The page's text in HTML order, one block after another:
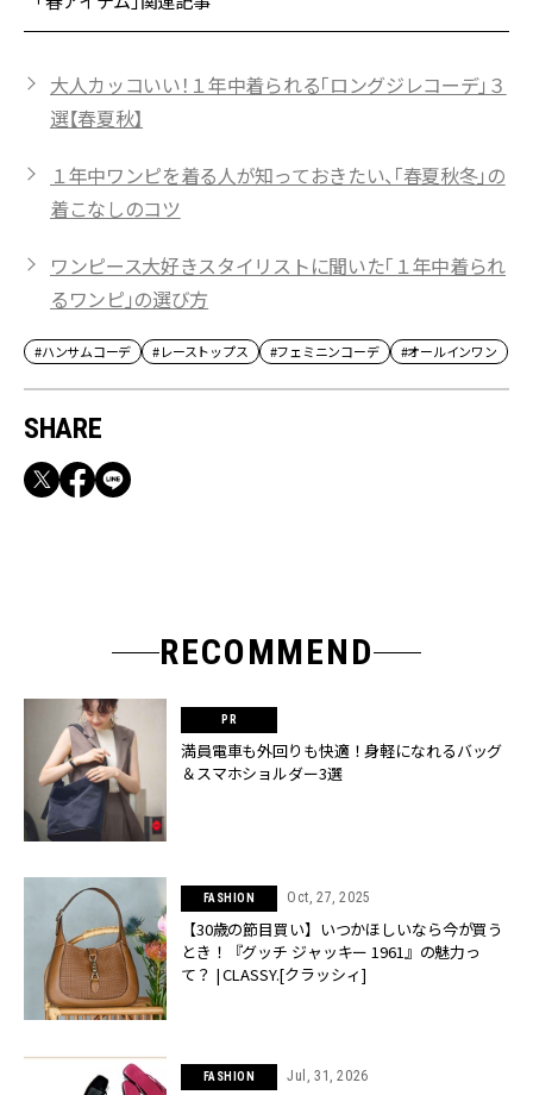
大人カッコいい！１年中着られる「ロングジレコーデ」３
選【春夏秋】
１年中ワンピを着る人が知っておきたい、「春夏秋冬」の
着こなしのコツ
ワンピース大好きスタイリストに聞いた「１年中着られ
るワンピ」の選び方
#ハンサムコーデ #レーストップス #フェミニンコーデ #オールインワン
SHARE
RECOMMEND
満員電車も外回りも快適！身軽になれるバッグ
＆スマホショルダー3選
FASHION Oct, 27, 2025
【30歳の節目買い】いつかほしいなら今が買う
とき！『グッチ ジャッキー 1961』の魅力っ
て？ | CLASSY.[クラッシィ]
FASHION Jul, 31, 2026